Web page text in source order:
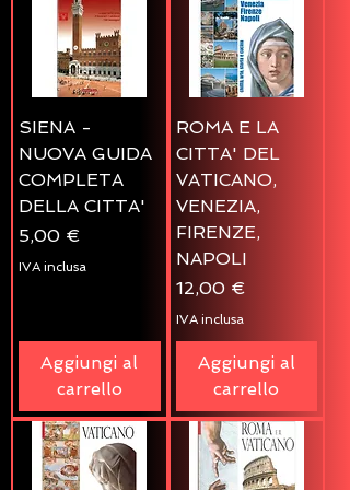
SIENA -
NUOVA GUIDA
COMPLETA
DELLA CITTA'
Prezzo
5,00 €
IVA inclusa
Aggiungi al
carrello
ROMA E LA
CITTA' DEL
VATICANO,
VENEZIA,
FIRENZE,
NAPOLI
Prezzo
12,00 €
IVA inclusa
Aggiungi al
carrello